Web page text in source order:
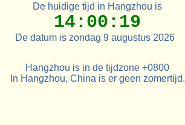
De huidige tijd in Hangzhou is
14:00:19
De datum is zondag 9 augustus 2026
Hangzhou is in de tijdzone +0800
In Hangzhou, China is er geen zomertijd.